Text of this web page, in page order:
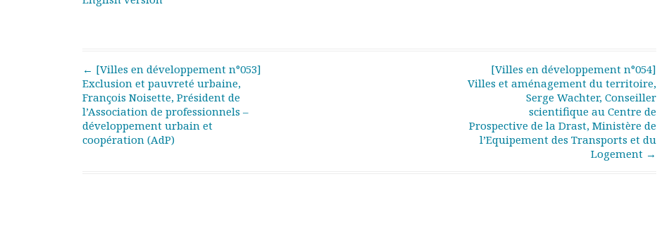
Evénements
Publications et rapports
Post navigation
← [Villes en développement n°053]
Exclusion et pauvreté urbaine,
François Noisette, Président de
l’Association de professionnels –
développement urbain et
coopération (AdP)
[Villes en développement n°054]
Villes et aménagement du territoire,
Serge Wachter, Conseiller
scientifique au Centre de
Prospective de la Drast, Ministère de
l’Equipement des Transports et du
Logement →